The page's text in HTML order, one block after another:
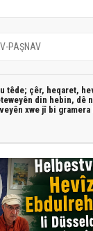
têde; çêr, heqaret,
din hebin, dê
xwe jî bi